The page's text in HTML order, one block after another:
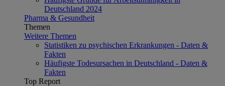
Deutschland 2024
Pharma & Gesundheit
Themen
Weitere Themen
Statistiken zu psychischen Erkrankungen - Daten &
Fakten
Häufigste Todesursachen in Deutschland - Daten &
Fakten
Top Report